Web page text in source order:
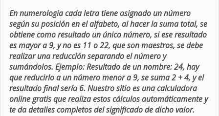
En numerologia cada letra tiene asignado un número
según su posición en el alfabeto, al hacer la suma total, se
obtiene como resultado un único número, si ese resultado
es mayor a 9, y no es 11 o 22, que son maestros, se debe
realizar una reducción separando el número y
sumándolos. Ejemplo: Resultado de un nombre: 24, hay
que reducirlo a un número menor a 9, se suma 2 + 4, y el
resultado final sería 6. Nuestro sitio es una calculadora
online gratis que realiza estos cálculos automáticamente y
te da detalles completos del significado de dicho valor.